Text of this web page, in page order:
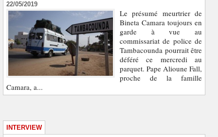
22/05/2019
Le présumé meurtrier de
Bineta Camara toujours en
garde à vue au
commissariat de police de
Tambacounda pourrait être
déféré ce mercredi au
parquet. Pape Alioune Fall,
proche de la famille
Camara, a...
INTERVIEW